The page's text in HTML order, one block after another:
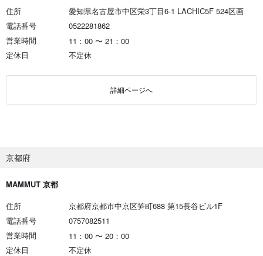
住所
愛知県名古屋市中区栄3丁目6-1 LACHIC5F 524区画
電話番号
0522281862
営業時間
11：00 〜 21：00
定休日
不定休
詳細ページへ
京都府
MAMMUT 京都
住所
京都府京都市中京区笋町688 第15長谷ビル1F
電話番号
0757082511
営業時間
11：00 〜 20：00
定休日
不定休